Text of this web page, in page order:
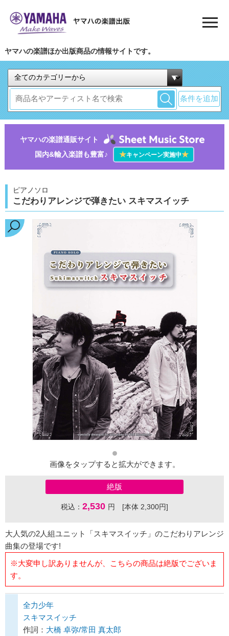
ヤマハの楽譜ほか出版商品の情報サイトです。
条件を追加
ヤマハの楽譜通販サイト
国内&輸入楽譜も豊富♪
★キャンペーン実施中★
ピアノソロ
こだわりアレンジで弾きたい スキマスイッチ
画像をタップすると拡大ができます。
絶版
税込： 2,530 円 [本体 2,300円]
大人気の2人組ユニット「スキマスイッチ」のこだわりアレンジ
曲集の登場です!
※大変申し訳ありませんが、こちらの商品は絶版でございま
す。
全力少年
スキマスイッチ
作詞： 大橋 卓弥/常田 真太郎